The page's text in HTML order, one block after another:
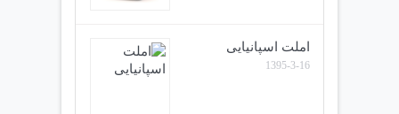
املت اسپانیایی
1395-3-16